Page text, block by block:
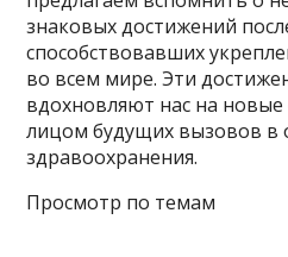
знаковых достижений
способствовавших
во всем мире. Эти
вдохновляют нас на
лицом будущих вызовов в
здравоохранения.
Просмотр по темам